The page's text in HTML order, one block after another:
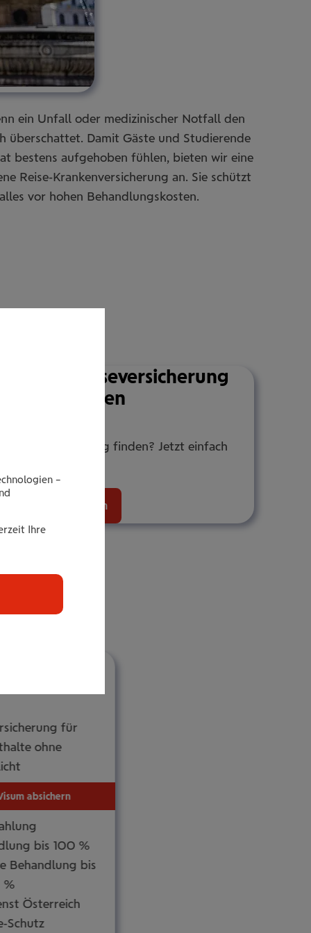
ein Unfall oder medizinischer Notfall den
überschattet. Damit Gäste und Studierende
bestens aufgehoben fühlen, bieten wir eine
Reise-Krankenversicherung an. Sie schützt
vor hohen Behandlungskosten.
– Ihre Rei­se­ver­si­che­rung
berech­nen
Reiseversicherung finden? Jetzt einfach
online berechnen
für
ohne
absichern
bis 100 %
Behandlung bis
%
Österreich
Schutz
–
Ihre